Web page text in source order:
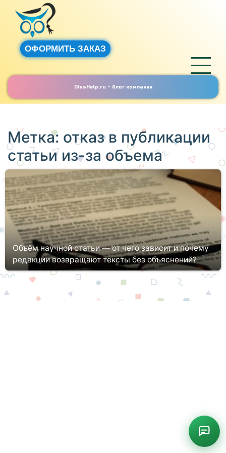
ОФОРМИТЬ ЗАКАЗ
DissHelp.ru - блог компании
Метка: отказ в публикации
статьи из-за объема
Объём научной статьи — от чего зависит и почему
редакции возвращают тексты без объяснений?
Подготовка научной статьи предполагает не просто грамотное
полученных результатов. Чтобы материал был опубликован в